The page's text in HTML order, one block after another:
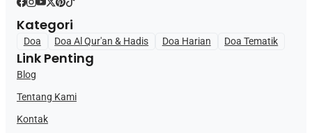
Kategori
Doa Doa Al Qur'an & Hadis Doa Harian Doa Tematik
Link Penting
Blog
Tentang Kami
Kontak